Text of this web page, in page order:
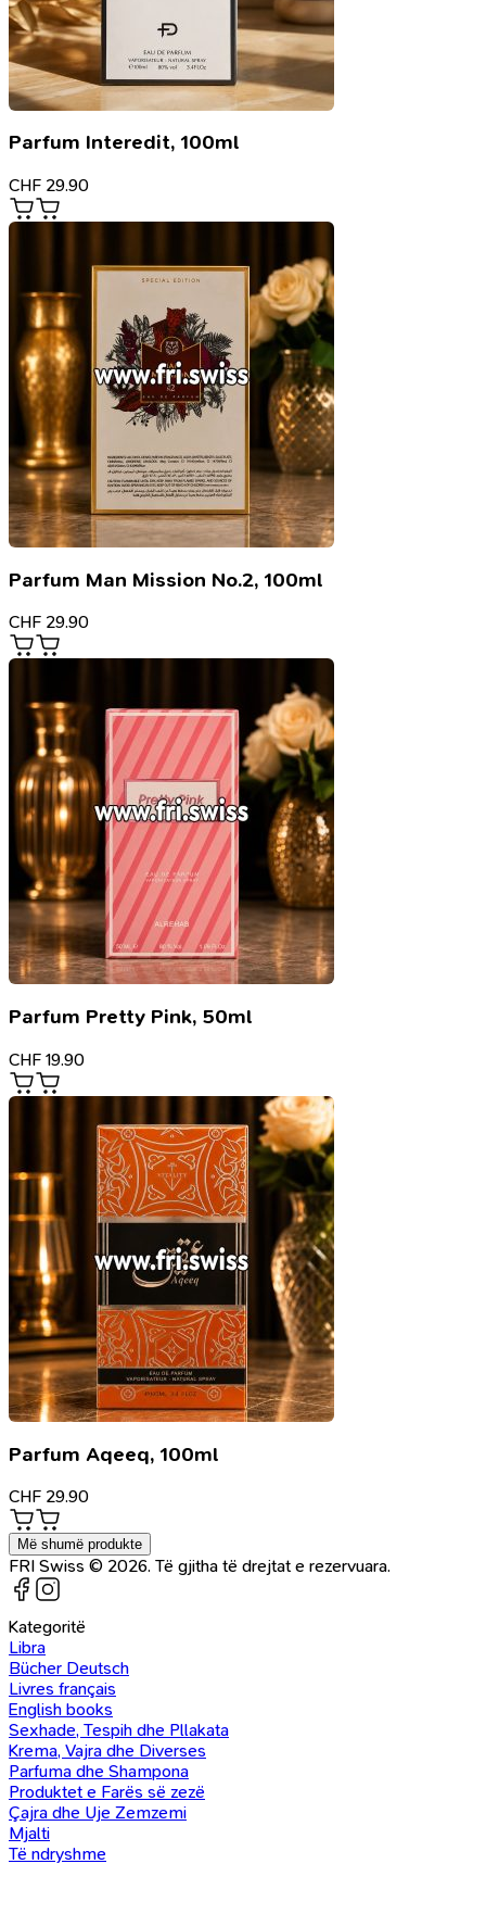
Parfum Interedit, 100ml
CHF 29.90
Parfum Man Mission No.2, 100ml
CHF 29.90
Parfum Pretty Pink, 50ml
CHF 19.90
Parfum Aqeeq, 100ml
CHF 29.90
Më shumë produkte
FRI Swiss © 2026. Të gjitha të drejtat e rezervuara.
Kategoritë
Libra
Bücher Deutsch
Livres français
English books
Sexhade, Tespih dhe Pllakata
Krema, Vajra dhe Diverses
Parfuma dhe Shampona
Produktet e Farës së zezë
Çajra dhe Uje Zemzemi
Mjalti
Të ndryshme